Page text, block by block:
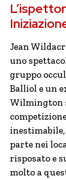
Jean
uno
gruppo
Balliol e un
Wilmington
parte nei
risposato e
molto a